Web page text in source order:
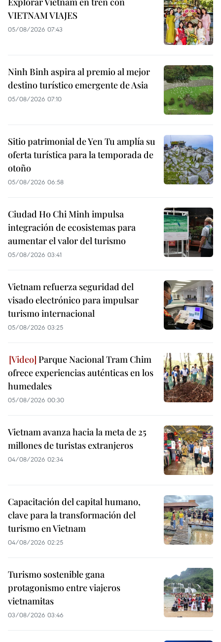
VIETNAM VIAJES
05/08/2026 07:43
Ninh Binh aspira al premio al mejor
destino turístico emergente de Asia
05/08/2026 07:10
Sitio patrimonial de Yen Tu amplía su
oferta turística para la temporada de
otoño
05/08/2026 06:58
Ciudad Ho Chi Minh impulsa
integración de ecosistemas para
aumentar el valor del turismo
05/08/2026 03:41
Vietnam refuerza seguridad del
visado electrónico para impulsar
turismo internacional
05/08/2026 03:25
Parque Nacional Tram Chim
ofrece experiencias auténticas en los
humedales
05/08/2026 00:30
Vietnam avanza hacia la meta de 25
millones de turistas extranjeros
04/08/2026 02:34
Capacitación del capital humano,
clave para la transformación del
turismo en Vietnam
04/08/2026 02:25
Turismo sostenible gana
protagonismo entre viajeros
vietnamitas
03/08/2026 03:46